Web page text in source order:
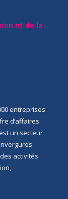
et de la
entreprises
d’affaires
un secteur
activités